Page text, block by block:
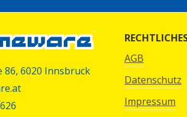
86, 6020 Innsbruck
AGB
Datenschutz
Impressum